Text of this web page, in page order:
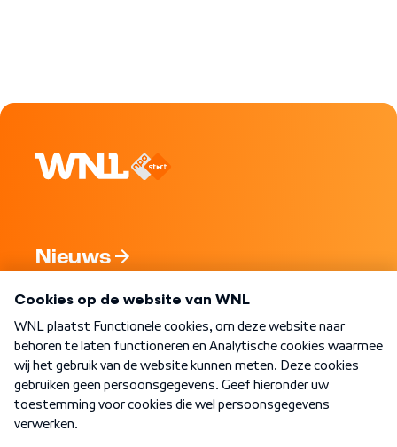
Nieuws
Nieuwsbrief
Word Lid